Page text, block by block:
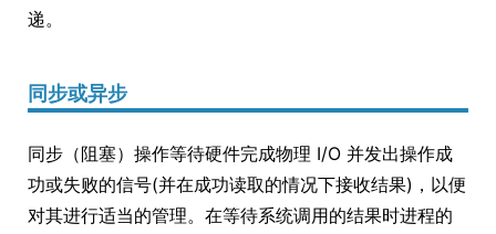
递。
同步或异步
同步（阻塞）操作等待硬件完成物理 I/O 并发出操作成
功或失败的信号(并在成功读取的情况下接收结果)，以便
对其进行适当的管理。在等待系统调用的结果时进程的